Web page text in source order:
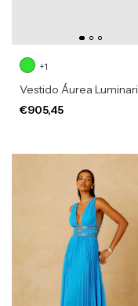
+1
Vestido Áurea Luminari
€905,45